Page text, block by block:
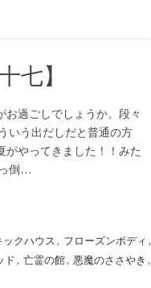
七】
お過ごしでしょうか。段々
いう出だしだと普通の方
がやってきました！！みた
倒…
ックハウス , フローズンボディ ,
ド , 亡霊の館, 悪魔のささやき ,